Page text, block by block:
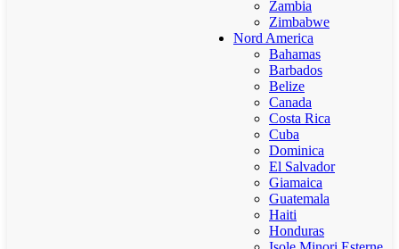
Zambia
Zimbabwe
Nord America
Bahamas
Barbados
Belize
Canada
Costa Rica
Cuba
Dominica
El Salvador
Giamaica
Guatemala
Haiti
Honduras